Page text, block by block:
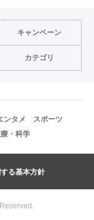
キャンペーン
カテゴリ
ンタメ
スポーツ
療・科学
る基本方針